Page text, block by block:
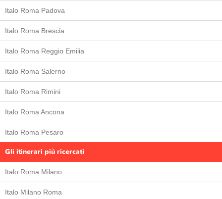
Italo Roma Padova
Italo Roma Brescia
Italo Roma Reggio Emilia
Italo Roma Salerno
Italo Roma Rimini
Italo Roma Ancona
Italo Roma Pesaro
Gli itinerari più ricercati
Italo Roma Milano
Italo Milano Roma